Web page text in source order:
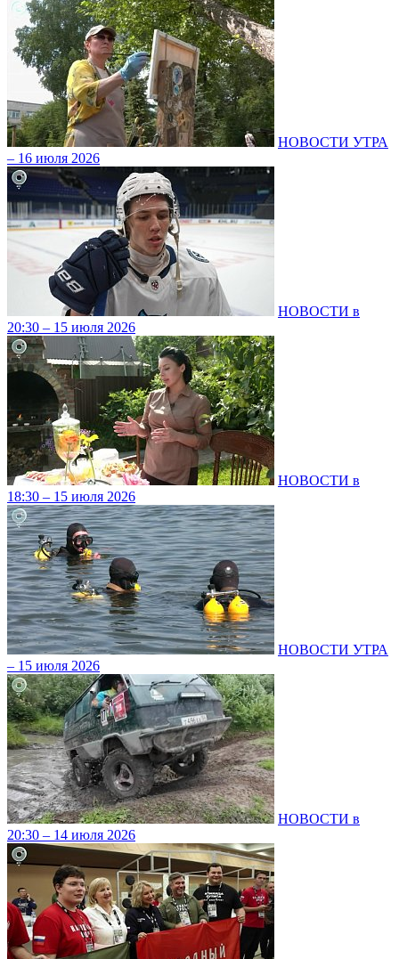
НОВОСТИ УТРА
– 16 июля 2026
НОВОСТИ в
20:30 – 15 июля 2026
НОВОСТИ в
18:30 – 15 июля 2026
НОВОСТИ УТРА
– 15 июля 2026
НОВОСТИ в
20:30 – 14 июля 2026